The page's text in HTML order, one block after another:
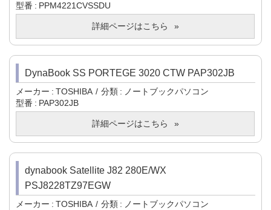
型番
PPM4221CVSSDU
詳細ページはこちら
DynaBook SS PORTEGE 3020 CTW PAP302JB
メーカー TOSHIBA 分類
ノートブックパソコン
型番
PAP302JB
詳細ページはこちら
dynabook Satellite J82 280E/WX
PSJ8228TZ97EGW
メーカー TOSHIBA 分類
ノートブックパソコン